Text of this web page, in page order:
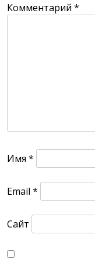
Комментарий *
Имя *
Email *
Сайт